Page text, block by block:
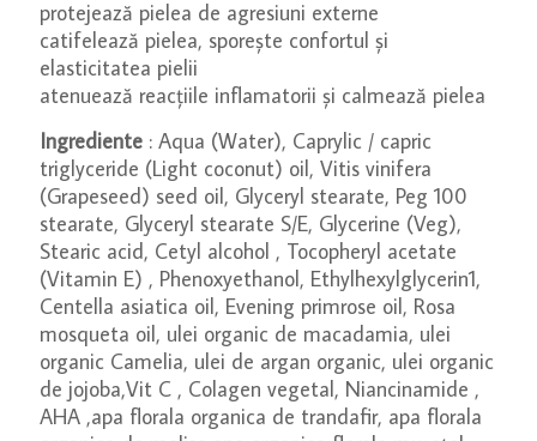
protejează pielea de agresiuni externe
catifelează pielea, sporește confortul și
elasticitatea pielii
atenuează reacțiile inflamatorii și calmează pielea
Ingrediente : Aqua (Water), Caprylic / capric
triglyceride (Light coconut) oil, Vitis vinifera
(Grapeseed) seed oil, Glyceryl stearate, Peg 100
stearate, Glyceryl stearate S/E, Glycerine (Veg),
Stearic acid, Cetyl alcohol , Tocopheryl acetate
(Vitamin E) , Phenoxyethanol, Ethylhexylglycerin1,
Centella asiatica oil, Evening primrose oil, Rosa
mosqueta oil, ulei organic de macadamia, ulei
organic Camelia, ulei de argan organic, ulei organic
de jojoba,Vit C , Colagen vegetal, Niancinamide ,
AHA ,apa florala organica de trandafir, apa florala